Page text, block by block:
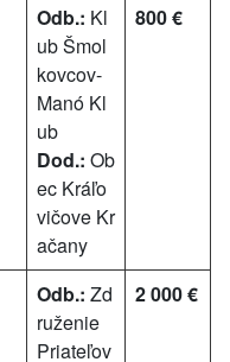
Odb.: Kl
ub Šmol
kovcov-
Manó Kl
ub
Dod.: Ob
ec Kráľo
vičove Kr
ačany
800 €
Odb.: Zd
ruženie
Priateľov
2 000 €